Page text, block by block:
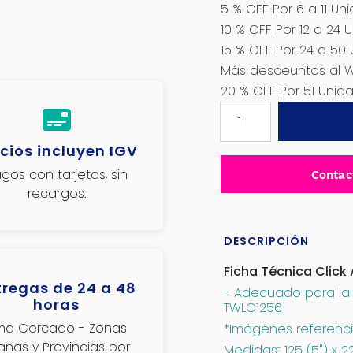
incluyen IGV
con tarjetas, sin
recargos.
de 24 a 48
horas
Cercado - Zonas
y Provincias por
5 % OFF Por 6 a 11
10 % OFF Por 12 a 24
15 % OFF Por 24 a
Más desceuntos al
20 % OFF Por 51
CORTE
TWLC1256
TAC111254
cantidad
DESCRIPCIÓN
Ficha Técnica Click
- Adecuado para la
TWLC1256
*Imágenes